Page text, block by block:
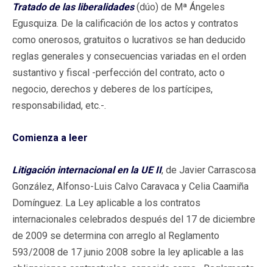
Tratado de las liberalidades(dúo) de Mª Ángeles
Egusquiza. De la calificación de los actos y contratos
como onerosos, gratuitos o lucrativos se han deducido
reglas generales y consecuencias variadas en el orden
sustantivo y fiscal -perfección del contrato, acto o
negocio, derechos y deberes de los partícipes,
responsabilidad, etc.-.
Comienza a leer
Litigación internacional en la UE II, de Javier Carrascosa
González, Alfonso-Luis Calvo Caravaca y Celia Caamiña
Domínguez. La Ley aplicable a los contratos
internacionales celebrados después del 17 de diciembre
de 2009 se determina con arreglo al Reglamento
593/2008 de 17 junio 2008 sobre la ley aplicable a las